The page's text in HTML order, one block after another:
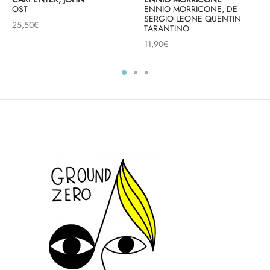
OST
25,50€
ENNIO MORRICONE, DE
SERGIO LEONE QUENTIN
TARANTINO
11,90€